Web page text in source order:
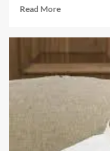
Read MoreRead
साखर
सत्ता..